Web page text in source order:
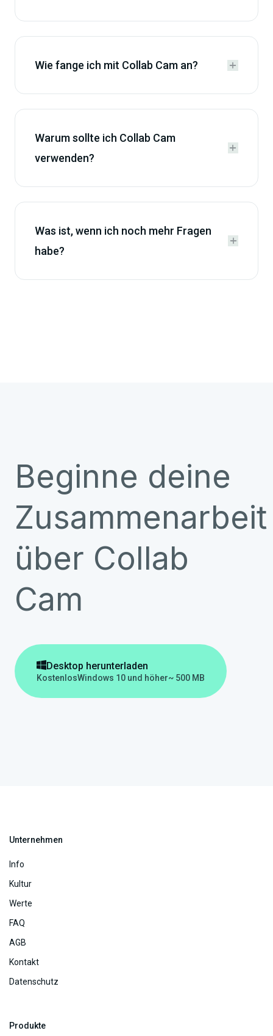
Wie fange ich mit Collab Cam an? 

Warum sollte ich Collab Cam
verwenden?


Was ist, wenn ich noch mehr Fragen
habe?


Beginne deine
Zusammenarbeit
über Collab
Cam
Desktop herunterladen
KostenlosWindows 10 und höher~ 500 MB
Unternehmen
Info
Kultur
Werte
FAQ
AGB
Kontakt
Datenschutz
Produkte